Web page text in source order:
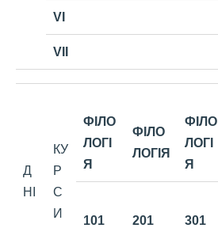
VI
VII
Д
НІ
КУ
Р
С
И
ФІЛО
ЛОГІ
Я
ФІЛО
ЛОГІЯ
ФІЛО
ЛОГІ
Я
101 201 301